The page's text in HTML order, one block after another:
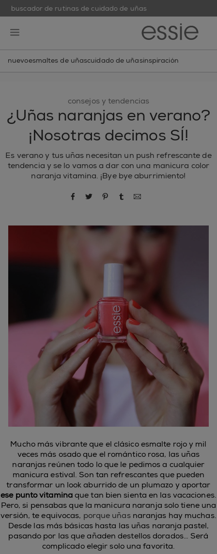
buscador de rutinas de cuidado de uñas
nuevoesmaltes de uñascuidado de uñasinspiración
consejos y tendencias
¿Uñas naranjas en verano?
¡Nosotras decimos SÍ!
Es verano y tus uñas necesitan un push refrescante de
tendencia y se lo vamos a dar con una manicura color
naranja vitamina. ¡Bye bye aburrimiento!
compartir por Facebook
compartir por Twitter
compartir por Pinterest
compartir por Tumblr
compartir por
Mucho más vibrante que el clásico esmalte rojo y mil
veces más osado que el romántico rosa, las uñas
naranjas reúnen todo lo que le pedimos a cualquier
manicura estival. Son tan refrescantes que pueden
transformar un look aburrido de un plumazo y aportar
ese punto vitaminaque tan bien sienta en las vacaciones.
Pero, si pensabas que la manicura naranja solo tiene una
versión, te equivocas, porque uñasnaranjas hay muchas.
Desde las más básicas hasta las uñas naranja pastel,
pasando por las que añaden destellos dorados… Será
complicado elegir solo una favorita.